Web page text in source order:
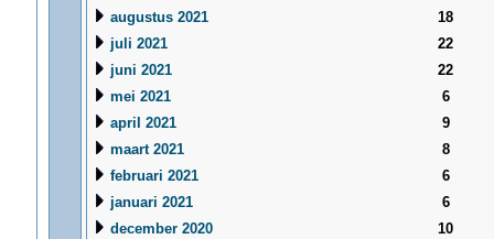
augustus 2021
18
juli 2021
22
juni 2021
22
mei 2021
6
april 2021
9
maart 2021
8
februari 2021
6
januari 2021
6
december 2020
10